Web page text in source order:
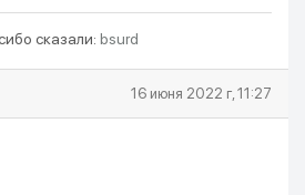
сказали: bsurd
16 июня 2022 г, 11:27